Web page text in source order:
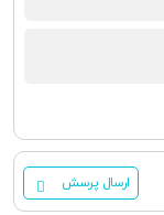
ارسال پرسش